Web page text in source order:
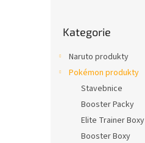
kategorie
Kategorie
Naruto produkty
Pokémon produkty
Stavebnice
Booster Packy
Elite Trainer Boxy
Booster Boxy